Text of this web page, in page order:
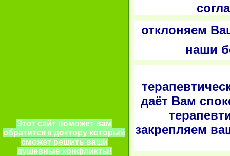
Этот сайт поможет вам
обратится к доктору который
сможет решить ваши
душевные конфликты!
отклоняем
наши
даёт Вам
закрепляем